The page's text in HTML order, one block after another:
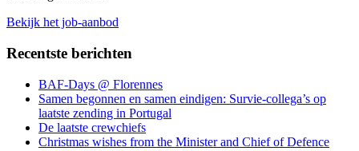
Bekijk het job-aanbod
Recentste berichten
BAF-Days @ Florennes
Samen begonnen en samen eindigen: Survie-collega’s op
laatste zending in Portugal
De laatste crewchiefs
Christmas wishes from the Minister and Chief of Defence